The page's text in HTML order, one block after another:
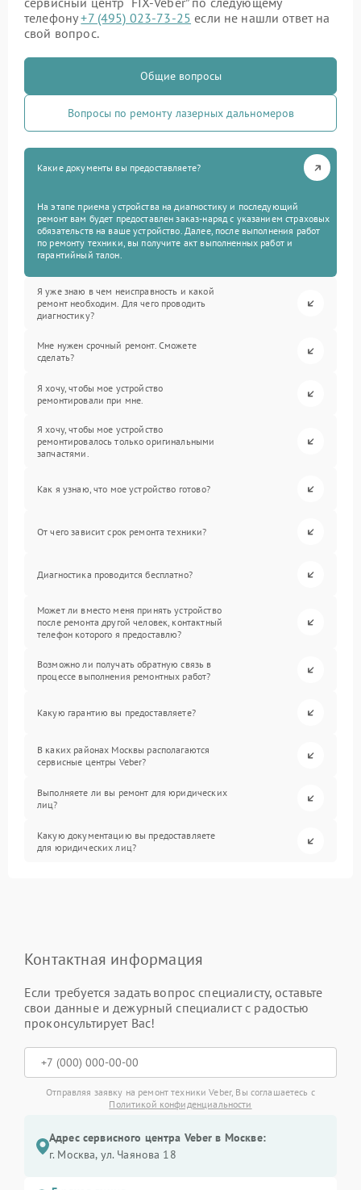
телефону+7 (495) 023-73-25 если не нашли ответ на
свой вопрос.
Общие вопросы
Вопросы по ремонту лазерных дальномеров
Какие документы вы предоставляете?
На этапе приема устройства на диагностику и последующий
ремонт вам будет предоставлен заказ-наряд с указанием страховых
обязательств на ваше устройство. Далее, после выполнения работ
по ремонту техники, вы получите акт выполненных работ и
гарантийный талон.
Я уже знаю в чем неисправность и какой
ремонт необходим. Для чего проводить
диагностику?
Мне нужен срочный ремонт. Сможете
сделать?
Я хочу, чтобы мое устройство
ремонтировали при мне.
Я хочу, чтобы мое устройство
ремонтировалось только оригинальными
запчастями.
Как я узнаю, что мое устройство готово?
От чего зависит срок ремонта техники?
Диагностика проводится бесплатно?
Может ли вместо меня принять устройство
после ремонта другой человек, контактный
телефон которого я предоставлю?
Возможно ли получать обратную связь в
процессе выполнения ремонтных работ?
Какую гарантию вы предоставляете?
В каких районах Москвы располагаются
сервисные центры Veber?
Выполняете ли вы ремонт для юридических
лиц?
Какую документацию вы предоставляете
для юридических лиц?
Контактная информация
Если требуется задать вопрос специалисту, оставьте
свои данные и дежурный специалист с радостью
проконсультирует Вас!
Отправляя заявку на ремонт техники Veber, Вы соглашаетесь с
Политикой конфиденциальности
Адрес сервисного центра Veber в Москве:
г. Москва, ул. Чаянова 18